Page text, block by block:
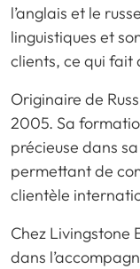
l’anglais et le
linguistiques et
clients, ce qui fait
Originaire de
2005. Sa
précieuse dans
permettant de
clientèle
Chez Livingstone
dans